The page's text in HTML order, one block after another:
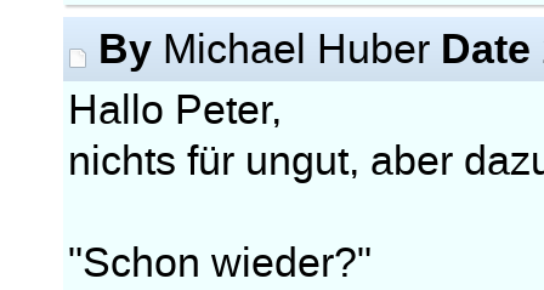
By Michael Huber Date
Hallo Peter,
nichts für ungut, aber
"Schon wieder?"